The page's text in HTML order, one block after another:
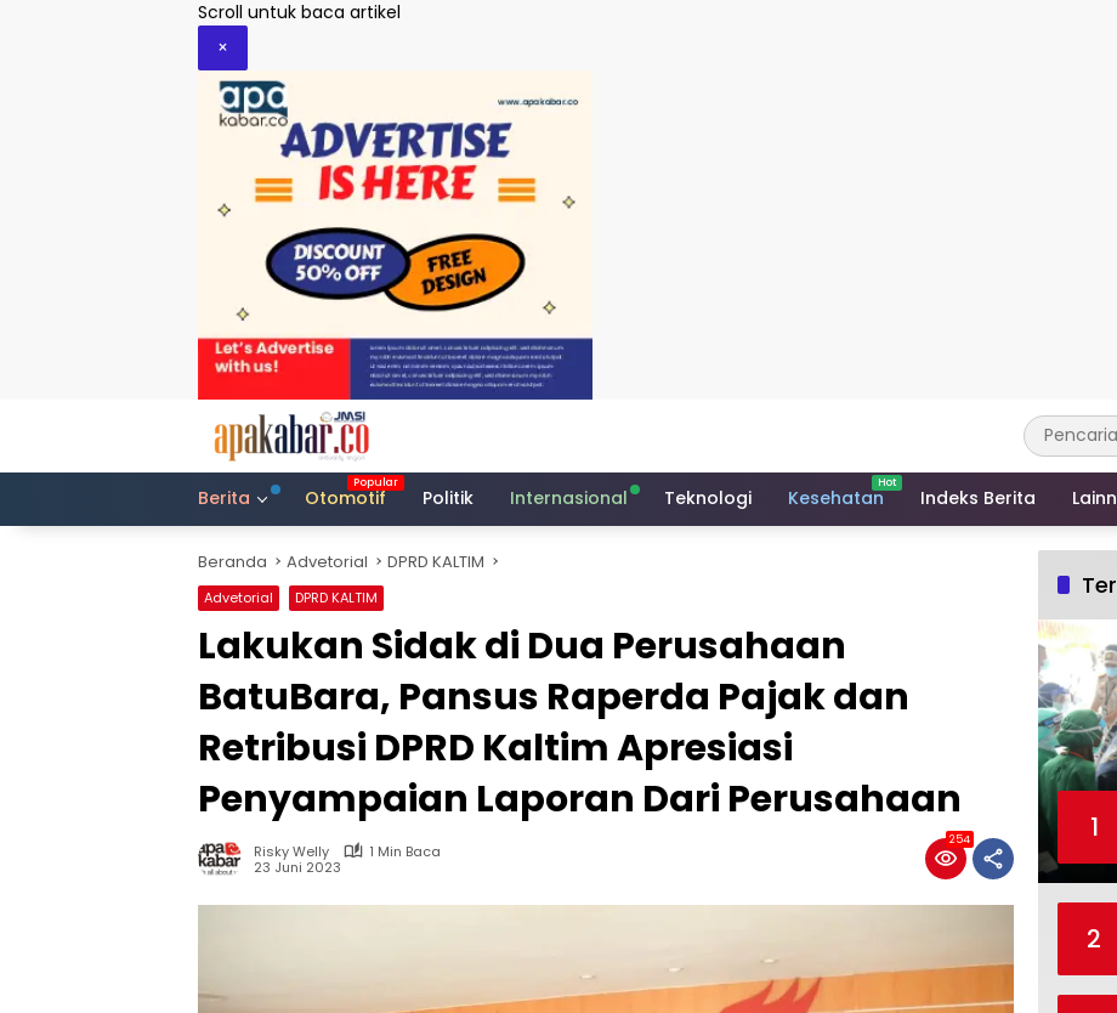
Scroll untuk baca artikel
×
Berita Otomotif Politik Internasional Teknologi Kesehatan Indeks Berita
Beranda Advetorial DPRD KALTIM
Advetorial DPRD KALTIM
Lakukan Sidak di Dua Perusahaan
BatuBara, Pansus Raperda Pajak dan
Retribusi DPRD Kaltim Apresiasi
Penyampaian Laporan Dari Perusahaan
Risky Welly
1 Min Baca
23 Juni 2023
254 1
2